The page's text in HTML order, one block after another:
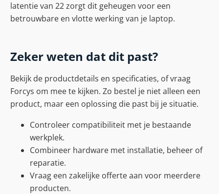
latentie van 22 zorgt dit geheugen voor een
betrouwbare en vlotte werking van je laptop.
Zeker weten dat dit past?
Bekijk de productdetails en specificaties, of vraag
Forcys om mee te kijken. Zo bestel je niet alleen een
product, maar een oplossing die past bij je situatie.
Controleer compatibiliteit met je bestaande
werkplek.
Combineer hardware met installatie, beheer of
reparatie.
Vraag een zakelijke offerte aan voor meerdere
producten.